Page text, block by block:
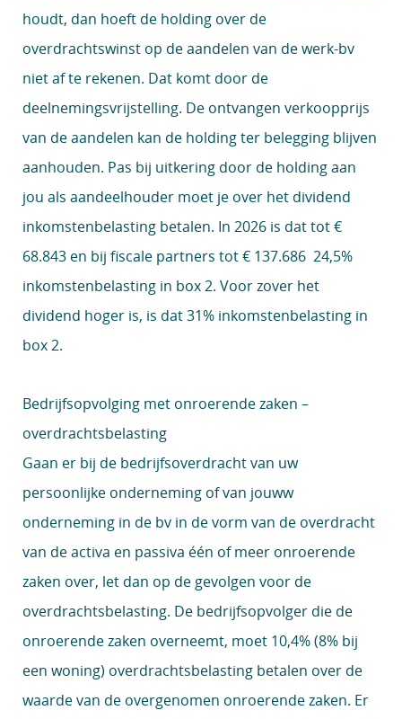
houdt, dan hoeft de holding over de
overdrachtswinst op de aandelen van de werk-bv
niet af te rekenen. Dat komt door de
deelnemingsvrijstelling. De ontvangen verkoopprijs
van de aandelen kan de holding ter belegging blijven
aanhouden. Pas bij uitkering door de holding aan
jou als aandeelhouder moet je over het dividend
inkomstenbelasting betalen. In 2026 is dat tot €
68.843 en bij fiscale partners tot € 137.686 24,5%
inkomstenbelasting in box 2. Voor zover het
dividend hoger is, is dat 31% inkomstenbelasting in
box 2.
Bedrijfsopvolging met onroerende zaken –
overdrachtsbelasting
Gaan er bij de bedrijfsoverdracht van uw
persoonlijke onderneming of van jouww
onderneming in de bv in de vorm van de overdracht
van de activa en passiva één of meer onroerende
zaken over, let dan op de gevolgen voor de
overdrachtsbelasting. De bedrijfsopvolger die de
onroerende zaken overneemt, moet 10,4% (8% bij
een woning) overdrachtsbelasting betalen over de
waarde van de overgenomen onroerende zaken. Er